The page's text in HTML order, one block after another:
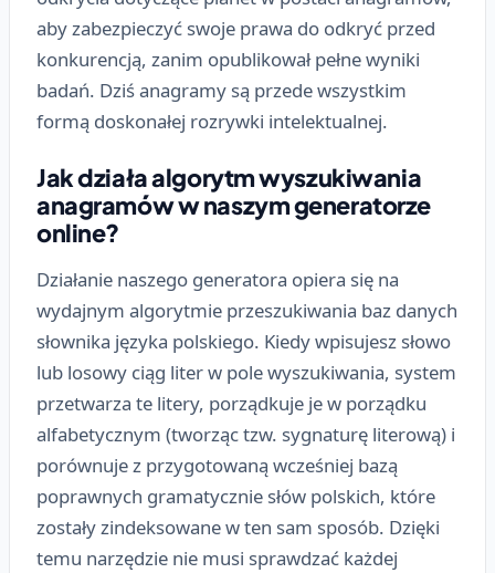
aby zabezpieczyć swoje prawa do odkryć przed
konkurencją, zanim opublikował pełne wyniki
badań. Dziś anagramy są przede wszystkim
formą doskonałej rozrywki intelektualnej.
Jak działa algorytm wyszukiwania
anagramów w naszym generatorze
online?
Działanie naszego generatora opiera się na
wydajnym algorytmie przeszukiwania baz danych
słownika języka polskiego. Kiedy wpisujesz słowo
lub losowy ciąg liter w pole wyszukiwania, system
przetwarza te litery, porządkuje je w porządku
alfabetycznym (tworząc tzw. sygnaturę literową) i
porównuje z przygotowaną wcześniej bazą
poprawnych gramatycznie słów polskich, które
zostały zindeksowane w ten sam sposób. Dzięki
temu narzędzie nie musi sprawdzać każdej